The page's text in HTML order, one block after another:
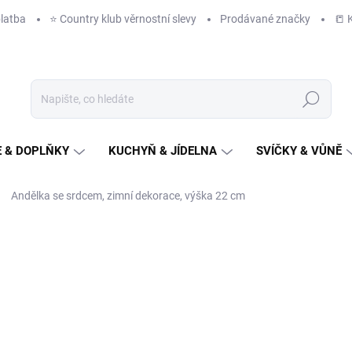
⭐️ Country klub věrnostní slevy Prodávané značky 📒
Hledat
& DOPLŇKY KUCHYŇ & JÍDELNA SVÍČKY & VŮNĚ
Andělka se srdcem, zimní dekorace, výška 22 cm